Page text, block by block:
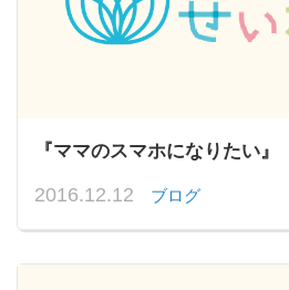
『ママのスマホになりたい』
2016.12.12 ブログ